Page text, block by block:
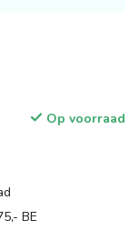
Op voorraad
BE